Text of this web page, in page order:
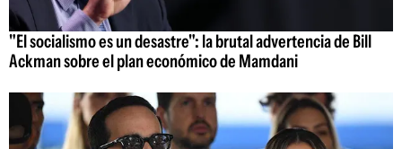
"El socialismo es un desastre": la brutal advertencia de Bill
Ackman sobre el plan económico de Mamdani